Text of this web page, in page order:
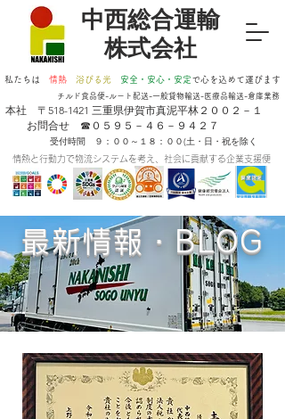
​中西総合運輸
株式会社
私たちは 情熱 浴びる光 安全・安心・安定 ​で心を込めて運びます
チルド食品便-ルート配送-一般貸物輸送-医療品輸送-倉庫業務
情熱と行動力で物流システムを考え、社会に貢献する企業支援便
​本社 〒518-1421 三重県伊賀市真泥平林２００２－１
お問合せ ☎０５９５－４６－９４２７
受付時間 ９：００～１８：００(土・日・祝を除く
最新情報・BLOG